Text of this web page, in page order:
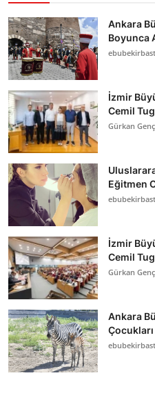
Ankara
Boyunca
İzmir
Cemil
Gürkan Genç
Eğitmen
İzmir
Cemil
Gürkan Genç
Ankara